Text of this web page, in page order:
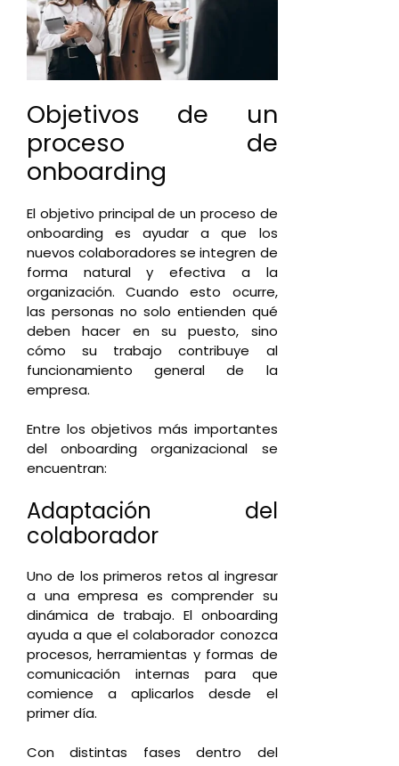
Objetivos de un
proceso de
onboarding
El objetivo principal de un proceso de
onboarding es ayudar a que los
nuevos colaboradores se integren de
forma natural y efectiva a la
organización. Cuando esto ocurre,
las personas no solo entienden qué
deben hacer en su puesto, sino
cómo su trabajo contribuye al
funcionamiento general de la
empresa.
Entre los objetivos más importantes
del onboarding organizacional se
encuentran:
Adaptación del
colaborador
Uno de los primeros retos al ingresar
a una empresa es comprender su
dinámica de trabajo. El onboarding
ayuda a que el colaborador conozca
procesos, herramientas y formas de
comunicación internas para que
comience a aplicarlos desde el
primer día.
Con distintas fases dentro del